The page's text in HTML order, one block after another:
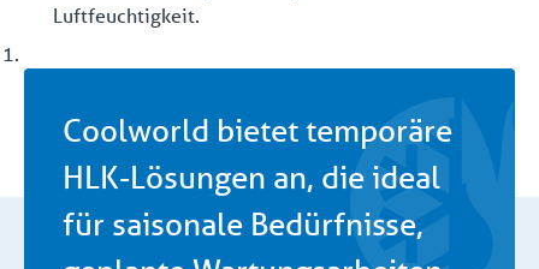
Luftfeuchtigkeit.
Coolworld bietet temporäre
HLK-Lösungen an, die ideal
für saisonale Bedürfnisse,